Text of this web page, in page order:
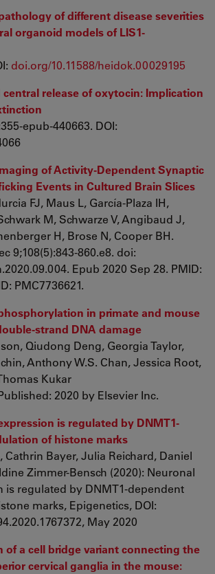
of different disease severities
organoid models of LIS1-
doi.org/10.11588/heidok.00029195
release of oxytocin: Implication
epub-440663. DOI:
of Activity-Dependent Synaptic
Events in Cultured Brain Slices
FJ, Maus L, García-Plaza IH,
M, Schwarze V, Angibaud J,
H, Brose N, Cooper BH.
9;108(5):843-860.e8. doi:
Epub 2020 Sep 28. PMID:
PMC7736621.
in primate and mouse
strand DNA damage
Qiudong Deng, Georgia Taylor,
Anthony W.S. Chan, Jessica Root,
Kukar
2020 by Elsevier Inc.
is regulated by DNMT1-
of histone marks
Bayer, Julia Reichard, Daniel
Zimmer-Bensch (2020): Neuronal
is regulated by DNMT1-dependent
marks, Epigenetics, DOI:
May 2020
of a cell bridge variant connecting the
cervical ganglia in the mouse: